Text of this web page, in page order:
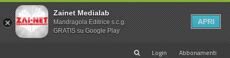
Login Abbonamenti
Zainet Medialab
Mandragola Editrice s.c.g.
GRATIS su Google Play
APRI